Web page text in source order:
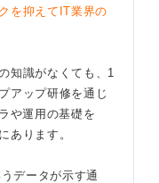
を抑えてIT業界の
知識がなくても、1
アップ研修を通じ
や運用の基礎を
あります。
データが示す通